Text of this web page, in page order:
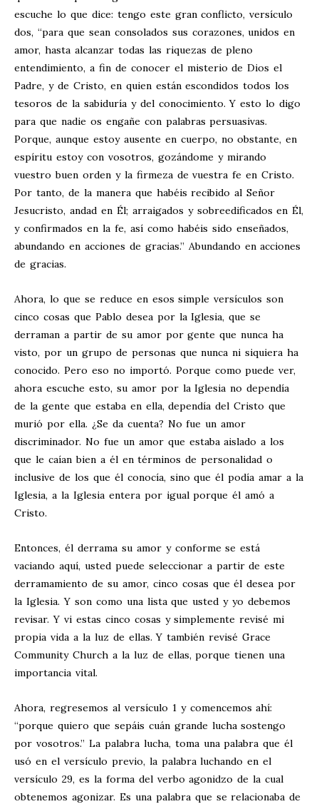
escuche lo que dice: tengo este gran conflicto, versículo
dos, “para que sean consolados sus corazones, unidos en
amor, hasta alcanzar todas las riquezas de pleno
entendimiento, a fin de conocer el misterio de Dios el
Padre, y de Cristo, en quien están escondidos todos los
tesoros de la sabiduría y del conocimiento. Y esto lo digo
para que nadie os engañe con palabras persuasivas.
Porque, aunque estoy ausente en cuerpo, no obstante, en
espíritu estoy con vosotros, gozándome y mirando
vuestro buen orden y la firmeza de vuestra fe en Cristo.
Por tanto, de la manera que habéis recibido al Señor
Jesucristo, andad en Él; arraigados y sobreedificados en Él,
y confirmados en la fe, así como habéis sido enseñados,
abundando en acciones de gracias.” Abundando en acciones
de gracias.
Ahora, lo que se reduce en esos simple versículos son
cinco cosas que Pablo desea por la Iglesia, que se
derraman a partir de su amor por gente que nunca ha
visto, por un grupo de personas que nunca ni siquiera ha
conocido. Pero eso no importó. Porque como puede ver,
ahora escuche esto, su amor por la Iglesia no dependía
de la gente que estaba en ella, dependía del Cristo que
murió por ella. ¿Se da cuenta? No fue un amor
discriminador. No fue un amor que estaba aislado a los
que le caían bien a él en términos de personalidad o
inclusive de los que él conocía, sino que él podía amar a la
Iglesia, a la Iglesia entera por igual porque él amó a
Cristo.
Entonces, él derrama su amor y conforme se está
vaciando aquí, usted puede seleccionar a partir de este
derramamiento de su amor, cinco cosas que él desea por
la Iglesia. Y son como una lista que usted y yo debemos
revisar. Y vi estas cinco cosas y simplemente revisé mi
propia vida a la luz de ellas. Y también revisé Grace
Community Church a la luz de ellas, porque tienen una
importancia vital.
Ahora, regresemos al versículo 1 y comencemos ahí:
“porque quiero que sepáis cuán grande lucha sostengo
por vosotros.” La palabra lucha, toma una palabra que él
usó en el versículo previo, la palabra luchando en el
versículo 29, es la forma del verbo agonidzo de la cual
obtenemos agonizar. Es una palabra que se relacionaba de